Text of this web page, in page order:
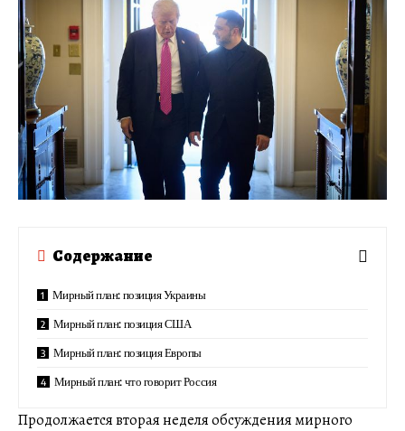
Содержание
Мирный план: позиция Украины
Мирный план: позиция США
Мирный план: позиция Европы
Мирный план: что говорит Россия
Продолжается вторая неделя обсуждения мирного